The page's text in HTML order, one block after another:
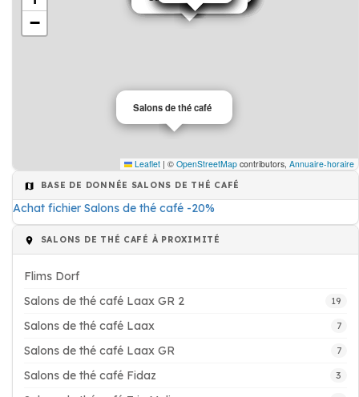
Salons de thé café
−
Leaflet | © OpenStreetMap contributors, Annuaire-horaire
BASE DE DONNÉE SALONS DE THÉ CAFÉ
Achat fichier Salons de thé café -20%
SALONS DE THÉ CAFÉ À PROXIMITÉ
Flims Dorf
Salons de thé café Laax GR 2
19
Salons de thé café Laax 7
Salons de thé café Laax GR 7
Salons de thé café Fidaz 3